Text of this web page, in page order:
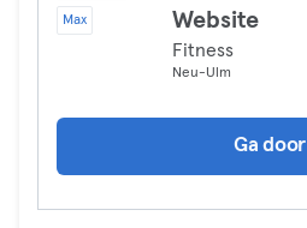
Max
Website
Fitness
Neu-Ulm
Ga door